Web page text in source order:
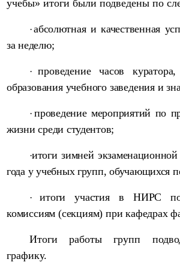
учебы» итоги были подведены по
· абсолютная и качественная
за неделю;
·
проведение часов
образования учебного заведения и
· проведение мероприятий по
жизни среди студентов;
·итоги зимней
года у учебных групп, обучающихся
·
итоги участия в НИРС
комиссиям (секциям) при кафедрах
Итоги работы групп
графику.